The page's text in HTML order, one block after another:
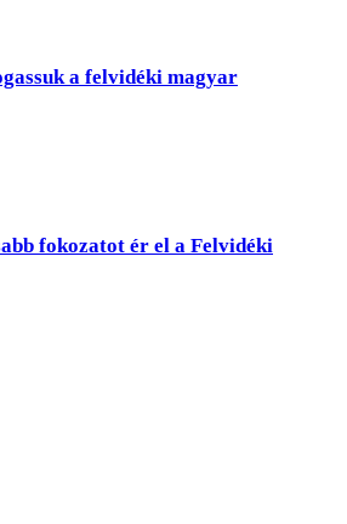
a felvidéki magyar
fokozatot ér el a Felvidéki